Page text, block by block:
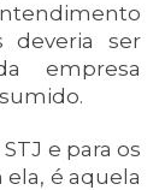
ser
empresa
e para os
é aquela